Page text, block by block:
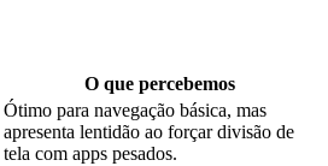
O que percebemos
Ótimo para navegação básica, mas
apresenta lentidão ao forçar divisão de
tela com apps pesados.